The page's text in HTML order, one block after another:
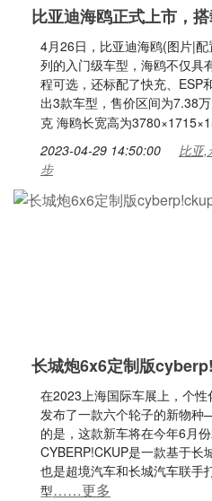
比亚迪海鸥正式上市，
4月26日，比亚迪海鸥(图片|
列的入门级车型，海鸥不仅具
程可选，还标配了快充、ESP
出3款车型，售价区间为7.38
克 海鸥长宽高为
2023-04-29 14:50:00
比亚,
步
长城炮6x6定制版
在2023上海国际车展上，个
发布了一款六个轮子的新物
的是，这款新车将在今年6月
CYBERP!CKUP是一款基于长
也是超境汽车和长城汽车联手
型……更多